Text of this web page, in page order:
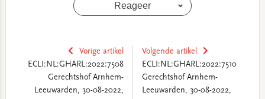
Reageer
Vorige artikel
ECLI:NL:GHARL:2022:7508
Gerechtshof Arnhem-
Leeuwarden, 30-08-2022,
Volgende artikel
ECLI:NL:GHARL:2022:7510
Gerechtshof Arnhem-
Leeuwarden, 30-08-2022,